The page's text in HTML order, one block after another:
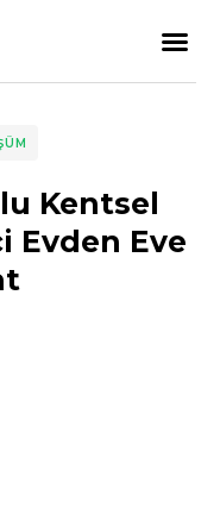
Kentsel
Evden Eve